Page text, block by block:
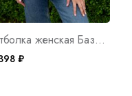
Футболка женская Базовая Арт. 7426
₽